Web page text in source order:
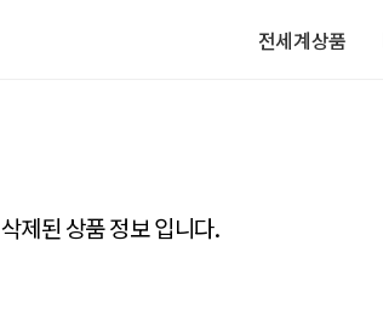
전세계상품
삭제된 상품 정보 입니다.